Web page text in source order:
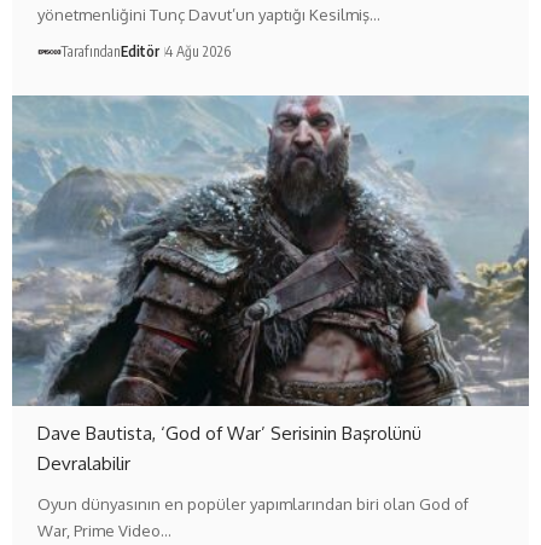
yönetmenliğini Tunç Davut’un yaptığı Kesilmiş…
TarafındanEditör 4 Ağu 2026
Dave Bautista, ‘God of War’ Serisinin Başrolünü
Devralabilir
Oyun dünyasının en popüler yapımlarından biri olan God of
War, Prime Video…